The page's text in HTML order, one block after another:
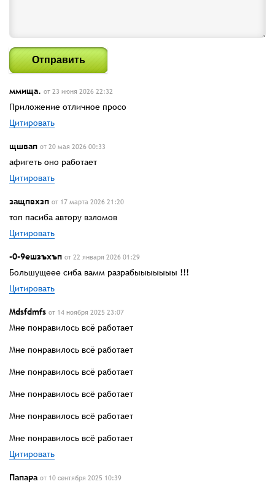
Отправить
ммища. от 23 июня 2026 22:32
Приложение отличное просо
Цитировать
щшвап от 20 мая 2026 00:33
афигеть оно работает
Цитировать
защпвхзп от 17 марта 2026 21:20
топ пасиба автору взломов
Цитировать
-0-9ешзъхъп от 22 января 2026 01:29
Большущеее сиба вамм разрабыыыыыыы !!!
Цитировать
Mdsfdmfs от 14 ноября 2025 23:07
Мне понравилось всё работает
Мне понравилось всё работает
Мне понравилось всё работает
Мне понравилось всё работает
Мне понравилось всё работает
Мне понравилось всё работает
Цитировать
Папара от 10 сентября 2025 10:39